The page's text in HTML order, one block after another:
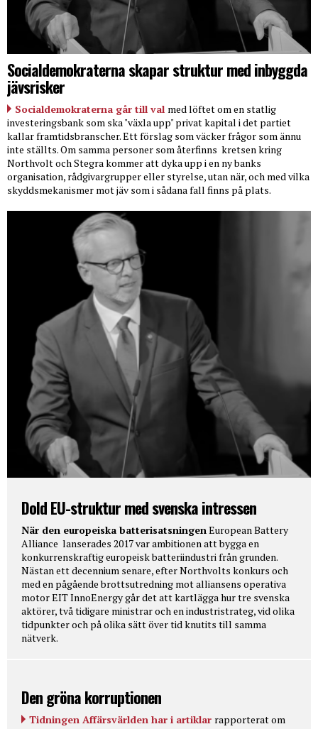
Socialdemokraterna skapar struktur med inbyggda
jävsrisker
Socialdemokraterna går till val med löftet om en statlig
investeringsbank som ska "växla upp" privat kapital i det partiet
kallar framtidsbranscher. Ett förslag som väcker frågor som ännu
inte ställts. Om samma personer som återfinns kretsen kring
Northvolt och Stegra kommer att dyka upp i en ny banks
organisation, rådgivargrupper eller styrelse, utan när, och med vilka
skyddsmekanismer mot jäv som i sådana fall finns på plats.
Dold EU-struktur med svenska intressen
När den europeiska batterisatsningen European Battery
Alliance lanserades 2017 var ambitionen att bygga en
konkurrenskraftig europeisk batteriindustri från grunden.
Nästan ett decennium senare, efter Northvolts konkurs och
med en pågående brottsutredning mot alliansens operativa
motor EIT InnoEnergy går det att kartlägga hur tre svenska
aktörer, två tidigare ministrar och en industristrateg, vid olika
tidpunkter och på olika sätt över tid knutits till samma
nätverk.
Den gröna korruptionen
Tidningen Affärsvärlden har i artiklar rapporterat om